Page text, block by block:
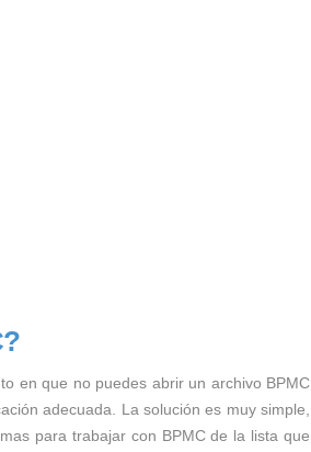
en que no puedes abrir un archivo BPMC
adecuada. La solución es muy simple,
para trabajar con BPMC de la lista que